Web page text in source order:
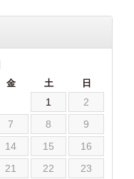
金 土 日
1
2
7 8
9
14 15
16
21 22
23